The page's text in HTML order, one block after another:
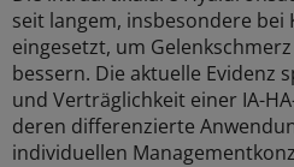
seit langem, insbesondere bei
eingesetzt, um
bessern. Die aktuelle Evidenz
und Verträglichkeit einer IA-
deren differenzierte
individuellen